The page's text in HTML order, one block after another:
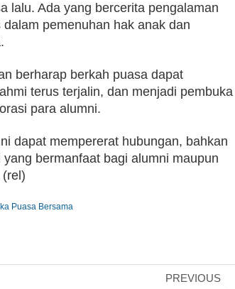
lalu. Ada yang bercerita pengalaman
pemenuhan hak anak dan
berharap berkah puasa dapat
terus terjalin, dan menjadi pembuka
para alumni.
dapat mempererat hubungan, bahkan
bermanfaat bagi alumni maupun
Puasa Bersama
PREVIOUS